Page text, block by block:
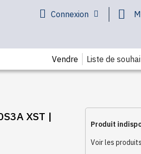
Connexion
Vendre Liste de
Produit
Voir les produits